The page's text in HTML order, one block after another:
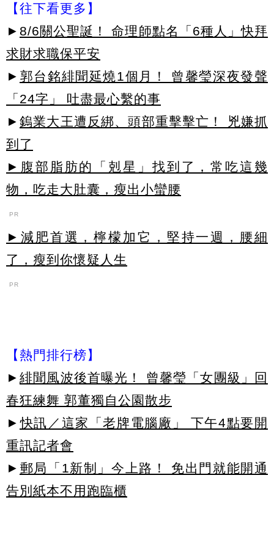
【往下看更多】
► 8/6關公聖誕！ 命理師點名「6種人」快拜
求財求職保平安
► 郭台銘緋聞延燒1個月！ 曾馨瑩深夜發聲
「24字」 吐盡最心繫的事
► 鎢業大王遭反綁、頭部重擊擊亡！ 兇嫌抓
到了
►腹部脂肪的「剋星」找到了，常吃這幾
物，吃走大肚囊，瘦出小蠻腰
PR
►減肥首選，檸檬加它，堅持一週，腰細
了，瘦到你懷疑人生
PR
【熱門排行榜】
► 緋聞風波後首曝光！ 曾馨瑩「女團級」回
春狂練舞 郭董獨自公園散步
► 快訊／這家「老牌電腦廠」 下午4點要開
重訊記者會
► 郵局「1新制」今上路！ 免出門就能開通
告別紙本不用跑臨櫃